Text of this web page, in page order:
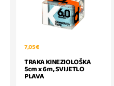
7,05 €
TRAKA KINEZIOLOŠKA
5cm x 6m, SVIJETLO
PLAVA